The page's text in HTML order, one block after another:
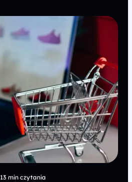
13 min czytania